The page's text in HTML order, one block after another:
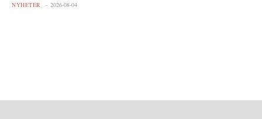
NYHETER 2026-08-04